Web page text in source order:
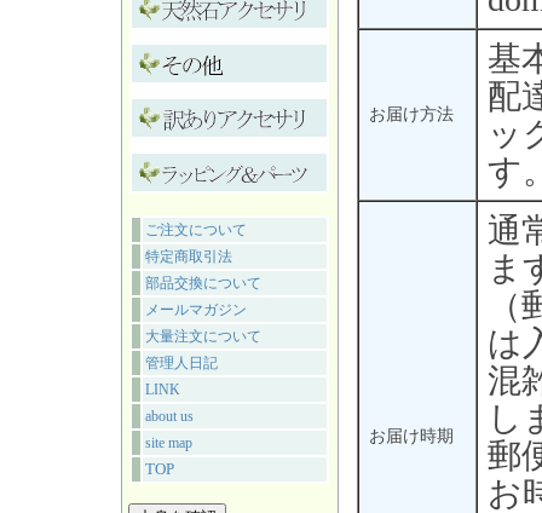
ご注文について
特定商取引法
部品交換について
メールマガジン
大量注文について
管理人日記
LINK
about us
site map
TOP
お届け方法
基
配
ッ
す
お届け時期
通
ま
は
混
し
郵
お